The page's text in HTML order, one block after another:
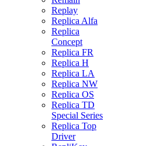
Replay
Replica Alfa
Replica
Concept
Replica FR
Replica H
Replica LA
Replica NW
Replica OS
Replica TD
Special Series
Replica Top
Driver